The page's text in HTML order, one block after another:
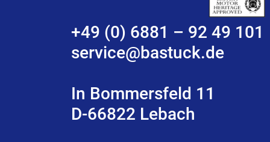
+49 (0) 6881 – 92 49 101
service@bastuck.de
In Bommersfeld 11
D-66822 Lebach